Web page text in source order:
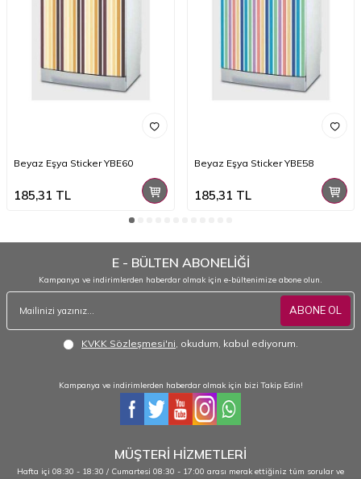
Beyaz Eşya Sticker YBE60
185,31 TL
Beyaz Eşya Sticker YBE58
185,31 TL
E - BÜLTEN ABONELİĞİ
Kampanya ve indirimlerden haberdar olmak için e-bültenimize abone olun.
ABONE OL
KVKK Sözleşmesi'ni , okudum, kabul ediyorum.
Kampanya ve indirimlerden haberdar olmak için bizi Takip Edin!
MÜŞTERİ HİZMETLERİ
Hafta içi 08:30 - 18:30 / Cumartesi 08:30 - 17:00 arası merak ettiğiniz tüm sorular ve